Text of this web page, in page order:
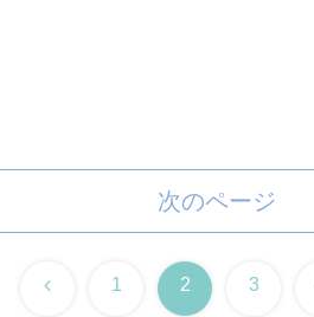
次のページ
前 1 2 3